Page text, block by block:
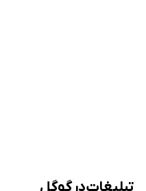
تبلیغات در گوگل